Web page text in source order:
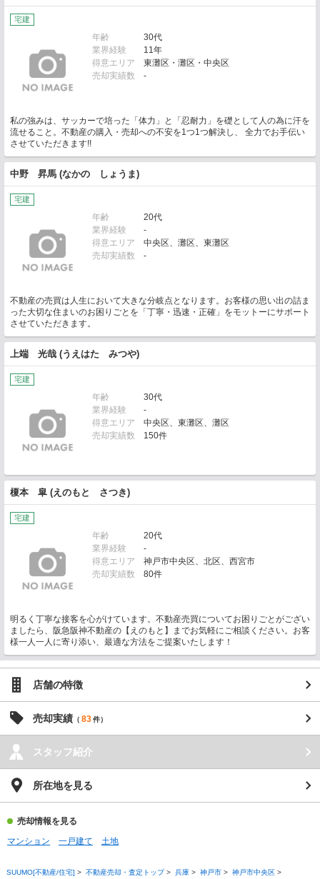
宅建
年齢
30代
業界経験
11年
得意エリア
東灘区・灘区・中央区
売却実績数
-
私の強みは、サッカーで培った「体力」と「忍耐力」を礎として人の為に汗を
流せること。不動産の購入・売却への不安を1つ1つ解決し、 全力でお手伝い
させていただきます!!
中野 昇馬 (なかの しょうま)
宅建
年齢
20代
業界経験
-
得意エリア
中央区、灘区、東灘区
売却実績数
-
不動産の売買は人生において大きな分岐点となります。お客様の思い出の詰ま
った大切な住まいのお困りごとを「丁寧・迅速・正確」をモットーにサポート
させていただきます。
上端 光哉 (うえはた みつや)
宅建
年齢
30代
業界経験
-
得意エリア
中央区、東灘区、灘区
売却実績数
150件
榎本 皐 (えのもと さつき)
宅建
年齢
20代
業界経験
-
得意エリア
神戸市中央区、北区、西宮市
売却実績数
80件
明るく丁寧な接客を心がけています。不動産売買についてお困りごとがござい
ましたら、阪急阪神不動産の【えのもと】までお気軽にご相談ください。お客
様一人一人に寄り添い、最適な方法をご提案いたします！
店舗の特徴
売却実績 （ 83件）
スタッフ紹介
所在地を見る
売却情報を見る
マンション
一戸建て 土地
SUUMO[不動産/住宅] > 不動産売却・査定トップ> 兵庫 > 神戸市 > 神戸市中央区 >